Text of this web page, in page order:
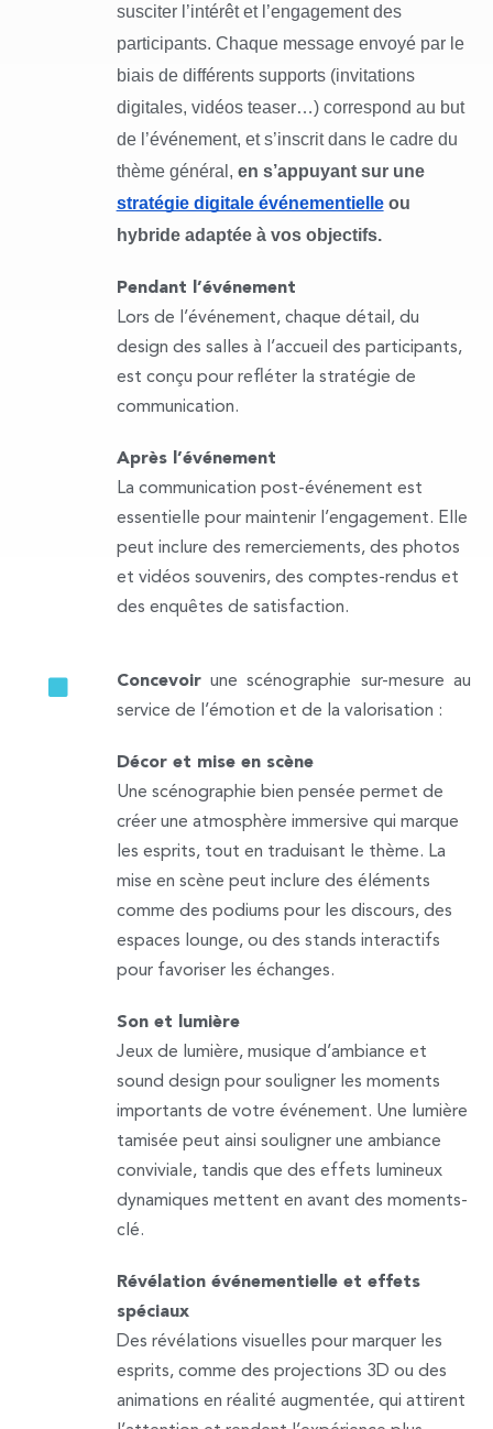
susciter l’intérêt et l’engagement des
participants. Chaque message envoyé par le
biais de différents supports (invitations
digitales, vidéos teaser…) correspond au but
de l’événement, et s’inscrit dans le cadre du
thème général,
en s’appuyant sur une
stratégie digitale événementielle ou
hybride adaptée à vos objectifs.
Pendant l’événement
Lors de l’événement, chaque détail, du
design des salles à l’accueil des participants,
est conçu pour refléter la stratégie de
communication.
Après l’événement
La communication post-événement est
essentielle pour maintenir l’engagement. Elle
peut inclure des remerciements, des photos
et vidéos souvenirs, des comptes-rendus et
des enquêtes de satisfaction.
Concevoirune scénographie sur-mesure au
service de l’émotion et de la valorisation :
Décor et mise en scène
Une scénographie bien pensée permet de
créer une atmosphère immersive qui marque
les esprits, tout en traduisant le thème. La
mise en scène peut inclure des éléments
comme des podiums pour les discours, des
espaces lounge, ou des stands interactifs
pour favoriser les échanges.
Son et lumière
Jeux de lumière, musique d’ambiance et
sound design pour souligner les moments
importants de votre événement. Une lumière
tamisée peut ainsi souligner une ambiance
conviviale, tandis que des effets lumineux
dynamiques mettent en avant des moments-
clé.
Révélation événementielle et effets
spéciaux
Des révélations visuelles pour marquer les
esprits, comme des projections 3D ou des
animations en réalité augmentée, qui attirent